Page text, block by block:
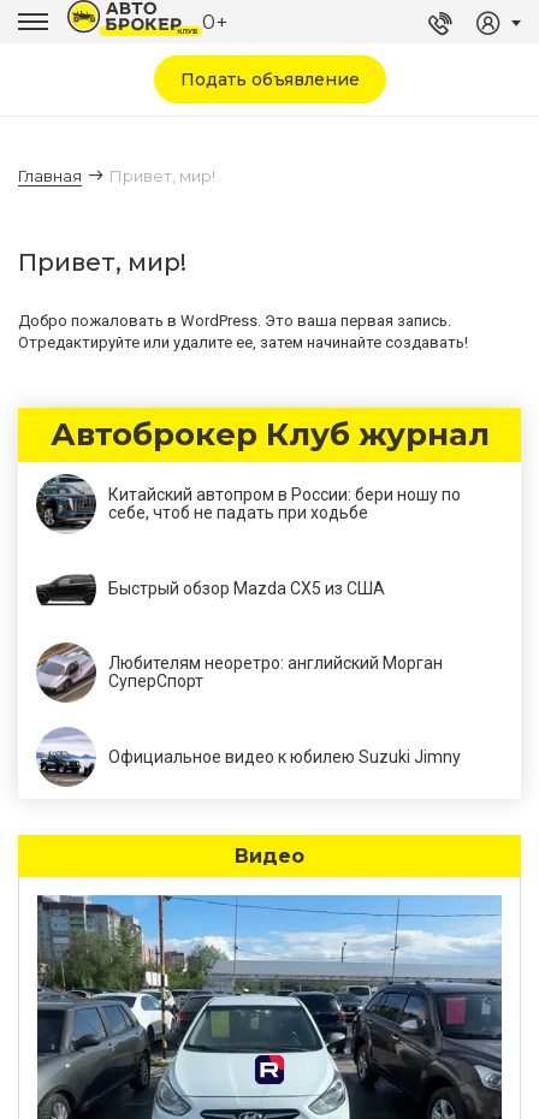
0+
Подать объявление
Главная Привет, мир!
Привет, мир!
Добро пожаловать в WordPress. Это ваша первая запись.
Отредактируйте или удалите ее, затем начинайте создавать!
Автоброкер Клуб журнал
Китайский автопром в России: бери ношу по
себе, чтоб не падать при ходьбе
Быстрый обзор Mazda CX5 из США
Любителям неоретро: английский Морган
СуперСпорт
Официальное видео к юбилею Suzuki Jimny
Видео